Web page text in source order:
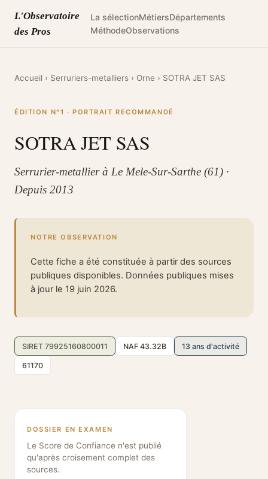
L'Observatoire
des Pros
La sélectionMétiersDépartements
MéthodeObservations
Accueil › Serruriers-metalliers › Orne › SOTRA JET SAS
ÉDITION N°1 · PORTRAIT RECOMMANDÉ
SOTRA JET SAS
Serrurier-metallier à Le Mele-Sur-Sarthe (61) ·
Depuis 2013
NOTRE OBSERVATION
Cette fiche a été constituée à partir des sources
publiques disponibles. Données publiques mises
à jour le 19 juin 2026.
SIRET 79925160800011 NAF 43.32B 13 ans d'activité
61170
DOSSIER EN EXAMEN
Le Score de Confiance n'est publié
qu'après croisement complet des
sources.